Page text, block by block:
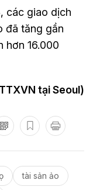
các giao dịch
đã tăng gần
hơn 16.000
tại Seoul)
tài sản ảo